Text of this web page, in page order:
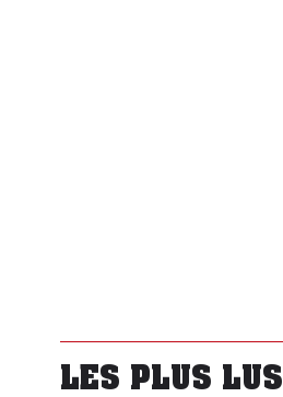
LES PLUS LUS